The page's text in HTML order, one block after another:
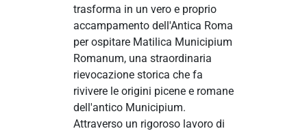
trasforma in un vero e proprio
accampamento dell'Antica Roma
per ospitare Matilica Municipium
Romanum, una straordinaria
rievocazione storica che fa
rivivere le origini picene e romane
dell'antico Municipium.
Attraverso un rigoroso lavoro di